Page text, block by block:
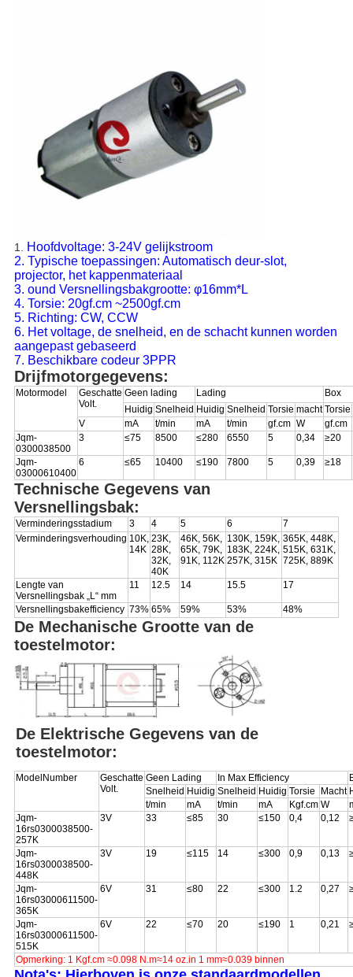
1. Hoofdvoltage: 3-24V gelijkstroom
2. Typische toepassingen: Automatisch deur-slot,
projector, het kappenmateriaal
3. ound Versnellingsbakgrootte: φ16mm*L
4. Torsie: 20gf.cm ~2500gf.cm
5. Richting: CW, CCW
6. Het voltage, de snelheid, en de schacht kunnen worden
aangepast gebaseerd
7. Beschikbare codeur 3PPR
Drijfmotorgegevens:
Motormodel
Geschatte
Volt.
Geen lading Lading
Box
Huidig Snelheid Huidig Snelheid Torsie macht Torsie
V
mA t/min mA t/min gf.cm W gf.cm
Jqm-
0300038500
3 ≤75 8500 ≤280 6550 5 0,34 ≥20
Jqm-
03000610400
6 ≤65 10400 ≤190 7800 5 0,39 ≥18
Technische Gegevens van
Versnellingsbak:
Verminderingsstadium 3 4 5 6
7
Verminderingsverhouding 10K,
14K
23K,
28K,
32K,
40K
46K, 56K,
65K, 79K,
91K, 112K
130K, 159K,
183K, 224K,
257K, 315K
365K, 448K,
515K, 631K,
725K, 889K
Lengte van
Versnellingsbak „L“ mm
11 12.5 14 15.5 17
Versnellingsbakefficiency 73% 65% 59% 53% 48%
De Mechanische Grootte van de
toestelmotor:
De Elektrische Gegevens van de
toestelmotor:
ModelNumber
Geschatte
Volt.
Geen Lading In Max Efficiency
Snelheid Huidig Snelheid Huidig Torsie Macht
t/min
mA t/min mA Kgf.cm W
Jqm-
16rs0300038500-
257K
3V 33 ≤85 30 ≤150 0,4 0,12
Jqm-
16rs0300038500-
448K
3V 19 ≤115 14 ≤300 0,9 0,13
Jqm-
16rs03000611500-
365K
6V 31 ≤80 22 ≤300 1.2 0,27
Jqm-
16rs03000611500-
515K
6V 22 ≤70 20 ≤190 1 0,21
Opmerking: 1 Kgf.cm ≈0.098 N.m≈14 oz.in 1 mm≈0.039 binnen